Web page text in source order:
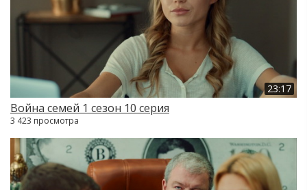
23:17
Война семей 1 сезон 10 серия
3 423 просмотра